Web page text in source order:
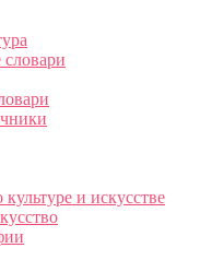
и искусстве